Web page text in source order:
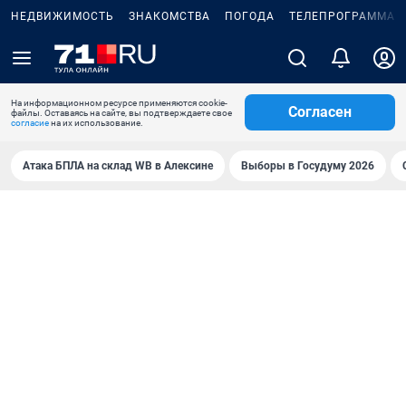
НЕДВИЖИМОСТЬ ЗНАКОМСТВА ПОГОДА ТЕЛЕПРОГРАММА
На информационном ресурсе применяются cookie-
файлы. Оставаясь на сайте, вы подтверждаете свое
согласиена их использование.
Согласен
Атака БПЛА на склад WB в Алексине Выборы в Госудуму 2026